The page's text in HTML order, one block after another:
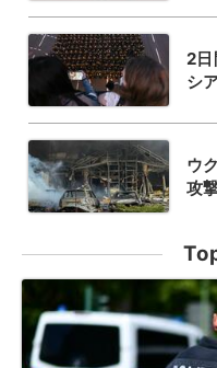
2
シ
ウ
攻